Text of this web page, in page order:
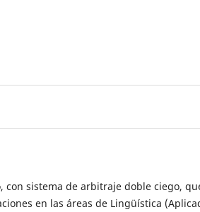
con sistema de arbitraje doble ciego,
en las áreas de Lingüística